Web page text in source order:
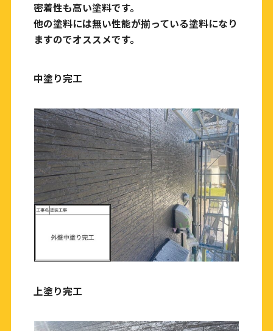
密着性も高い塗料です。
他の塗料には無い性能が揃っている塗料になり
ますのでオススメです。
中塗り完工
上塗り完工